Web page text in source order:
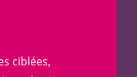
ciblées,